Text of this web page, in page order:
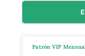
Patrón VIP